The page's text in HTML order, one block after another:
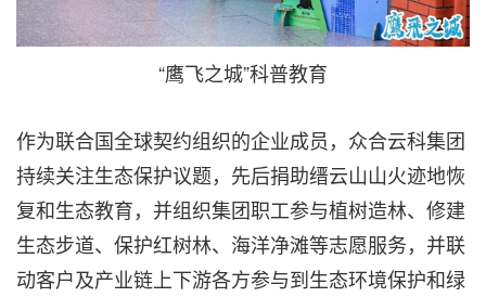
“鹰飞之城”科普教育
作为联合国全球契约组织的企业成员，众合云科集团
持续关注生态保护议题，先后捐助缙云山山火迹地恢
复和生态教育，并组织集团职工参与植树造林、修建
生态步道、保护红树林、海洋净滩等志愿服务，并联
动客户及产业链上下游各方参与到生态环境保护和绿